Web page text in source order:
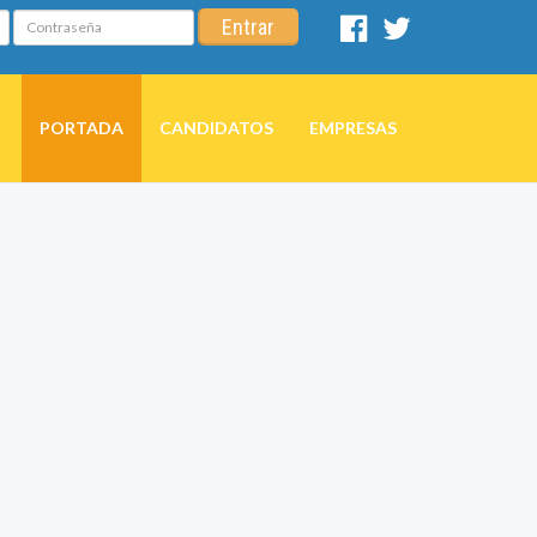
Contraseña Entrar
Facebook
PORTADA CANDIDATOS EMPRESAS